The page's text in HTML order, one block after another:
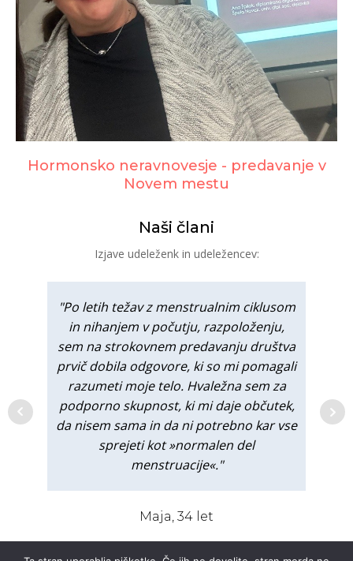
Hormonsko neravnovesje - predavanje v
Novem mestu
Naši člani
Izjave udeleženk in udeležencev:
"Po letih težav z menstrualnim ciklusom
in nihanjem v počutju, razpoloženju,
sem na strokovnem predavanju društva
prvič dobila odgovore, ki so mi pomagali
razumeti moje telo. Hvaležna sem za
podporno skupnost, ki mi daje občutek,
da nisem sama in da ni potrebno kar vse
sprejeti kot »normalen del
menstruacije«."
Maja, 34 let
Andreja, 29 let
Nina, 55 let
Petra, 40 let
Ana, 23 let
Luka, 45 let